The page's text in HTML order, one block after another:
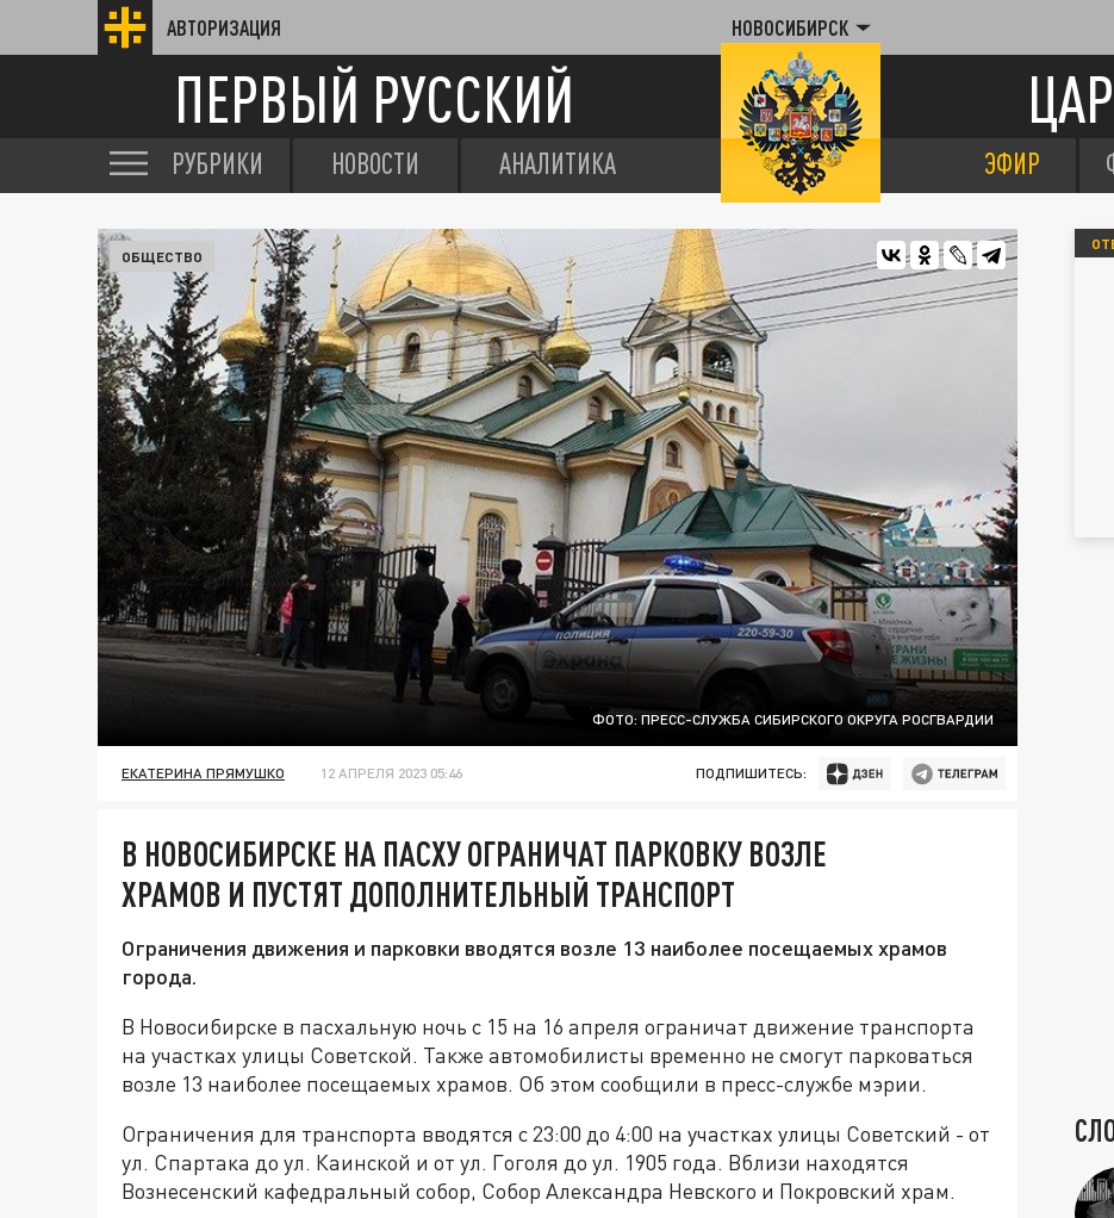
АВТОРИЗАЦИЯ НОВОСИБИРСК
ПЕРВЫЙ РУССКИЙ
РУБРИКИ НОВОСТИ АНАЛИТИКА ЭФИР
ФОТО: ПРЕСС-СЛУЖБА СИБИРСКОГО ОКРУГА РОСГВАРДИИ
ОБЩЕСТВО
ЕКАТЕРИНА ПРЯМУШКО 12 АПРЕЛЯ 2023 05:46 ПОДПИШИТЕСЬ:
В НОВОСИБИРСКЕ НА ПАСХУ ОГРАНИЧАТ ПАРКОВКУ ВОЗЛЕ
ХРАМОВ И ПУСТЯТ ДОПОЛНИТЕЛЬНЫЙ ТРАНСПОРТ
Ограничения движения и парковки вводятся возле 13 наиболее посещаемых храмов
города.
В Новосибирске в пасхальную ночь с 15 на 16 апреля ограничат движение транспорта
на участках улицы Советской. Также автомобилисты временно не смогут парковаться
возле 13 наиболее посещаемых храмов. Об этом сообщили в пресс-службе мэрии.
Ограничения для транспорта вводятся с 23:00 до 4:00 на участках улицы Советский - от
ул. Спартака до ул. Каинской и от ул. Гоголя до ул. 1905 года. Вблизи находятся
Вознесенский кафедральный собор, Собор Александра Невского и Покровский храм.